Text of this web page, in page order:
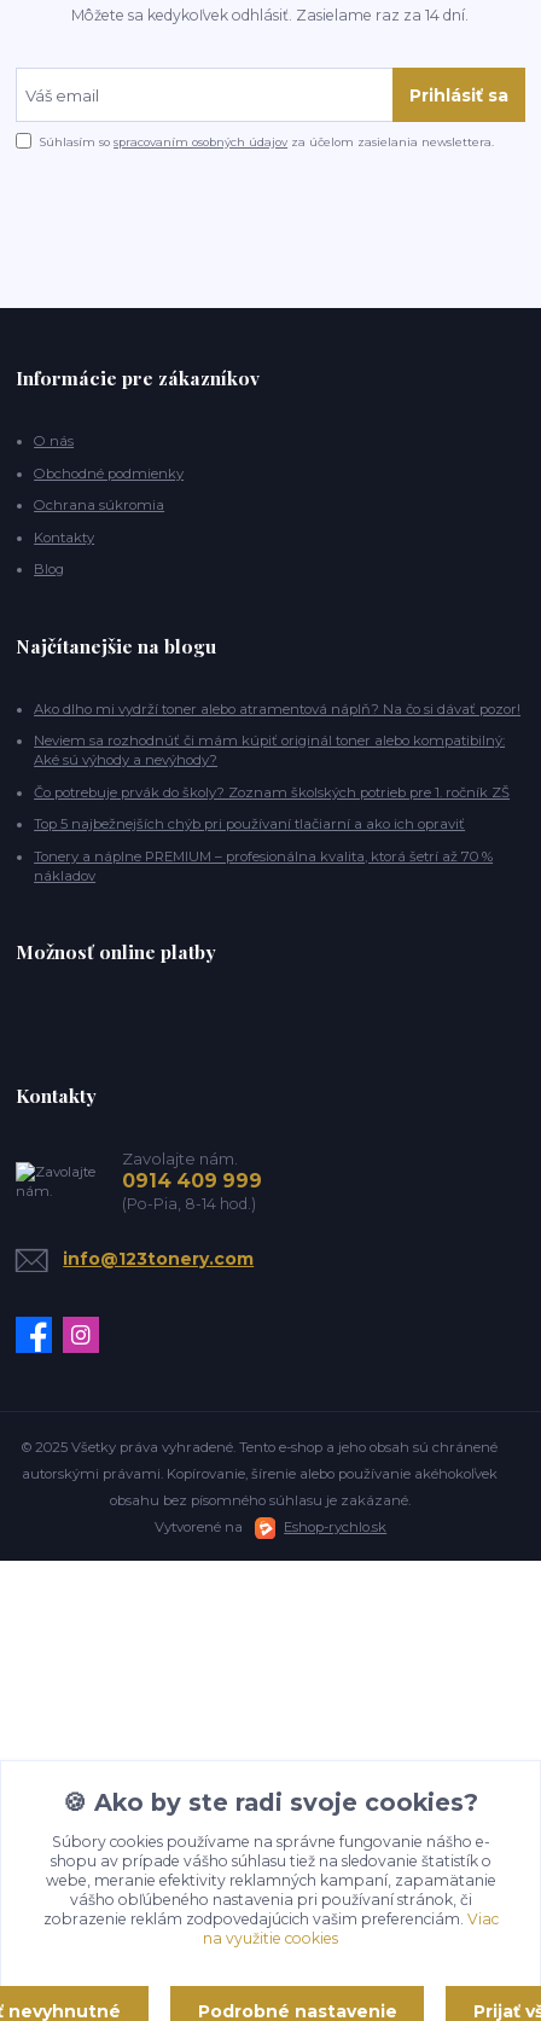
Môžete sa kedykoľvek odhlásiť. Zasielame raz za 14 dní.
Prihlásiť sa
Súhlasím sospracovaním osobných údajov za účelom zasielania newslettera.
Informácie pre zákazníkov
O nás
Obchodné podmienky
Ochrana súkromia
Kontakty
Blog
Najčítanejšie na blogu
Ako dlho mi vydrží toner alebo atramentová náplň? Na čo si dávať pozor!
Neviem sa rozhodnúť či mám kúpiť originál toner alebo kompatibilný:
Aké sú výhody a nevýhody?
Čo potrebuje prvák do školy? Zoznam školských potrieb pre 1. ročník ZŠ
Top 5 najbežnejších chýb pri používaní tlačiarní a ako ich opraviť
Tonery a náplne PREMIUM – profesionálna kvalita, ktorá šetrí až 70 %
nákladov
Možnosť online platby
Kontakty
Zavolajte nám.
0914 409 999
(Po-Pia, 8-14 hod.)
info@123tonery.com
© 2025 Všetky práva vyhradené. Tento e-shop a jeho obsah sú chránené
autorskými právami. Kopírovanie, šírenie alebo používanie akéhokoľvek
obsahu bez písomného súhlasu je zakázané.
Vytvorené na
Eshop-rychlo.sk
🍪 Ako by ste radi svoje cookies?
Súbory cookies používame na správne fungovanie nášho e-
shopu av prípade vášho súhlasu tiež na sledovanie štatistík o
webe, meranie efektivity reklamných kampaní, zapamätanie
vášho obľúbeného nastavenia pri používaní stránok, či
zobrazenie reklám zodpovedajúcich vašim preferenciám. Viac
na využitie cookies
nevyhnutné Podrobné nastavenie Prijať